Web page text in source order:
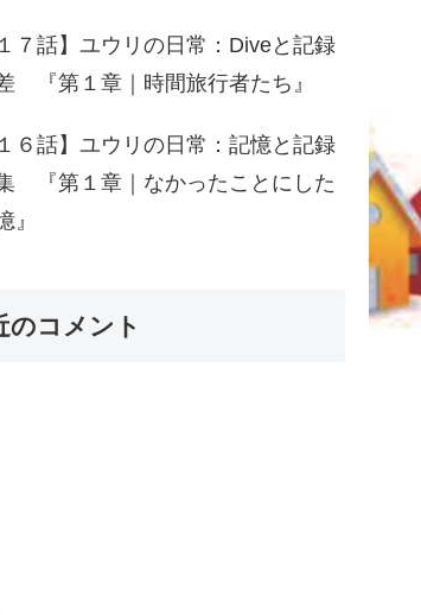
１７話】ユウリの日常：Diveと記録
『第１章｜時間旅行者たち』
１６話】ユウリの日常：記憶と記録
『第１章｜なかったことにした
』
のコメント